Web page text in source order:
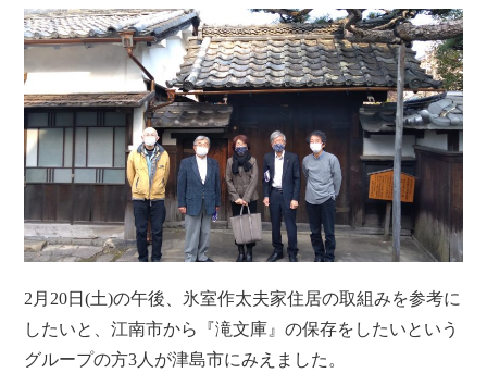
2月20日(土)の午後、氷室作太夫家住居の取組みを参考に
したいと、江南市から『滝文庫』の保存をしたいという
グループの方3人が津島市にみえました。